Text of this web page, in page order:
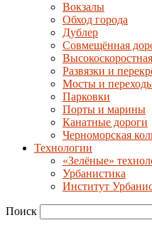
Вокзалы
Обход города
Дублер
Совмещённая
Развязки и
Мосты и
Парковки
Порты и марины
Канатные дороги
Черноморская
Технологии
«Зелёные»
Урбанистика
Институт
Поиск